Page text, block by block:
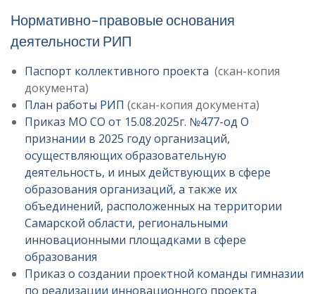
Нормативно-правовые основания
деятельности РИП
Паспорт коллективного проекта (скан-копия
документа)
План работы РИП (скан-копия документа)
Приказ МО СО от 15.08.2025г. №477-од О
признании в 2025 году организаций,
осуществляющих образовательную
деятельность, и иных действующих в сфере
образования организаций, а также их
объединений, расположенных на территории
Самарской области, региональными
инновационными площадками в сфере
образования
Приказ о создании проектной команды гимназии
по реализации инновационного проекта